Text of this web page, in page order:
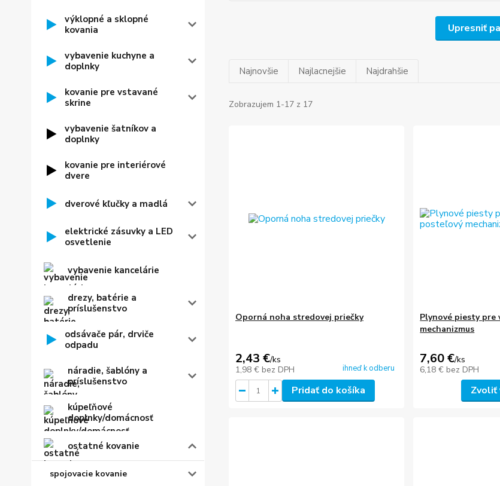
výklopné a sklopné
kovania
vybavenie kuchyne a
doplnky
kovanie pre vstavané
skrine
vybavenie šatníkov a
doplnky
kovanie pre interiérové
dvere
dverové kľučky a madlá
elektrické zásuvky a LED
osvetlenie
vybavenie kancelárie
drezy, batérie a
príslušenstvo
odsávače pár, drviče
odpadu
náradie, šablóny a
príslušenstvo
kúpeľňové
doplnky/domácnosť
ostatné kovanie
spojovacie kovanie
Upresniť
Najnovšie Najlacnejšie Najdrahšie
Zobrazujem 1-17 z 17
Oporná noha stredovej priečky
2,43 €/ks
1,98 € bez DPH ihneď k odberu
Pridať do košíka
Plynové piesty
mechanizmus
7,60 €/ks
6,18 € bez DPH
Zvoliť